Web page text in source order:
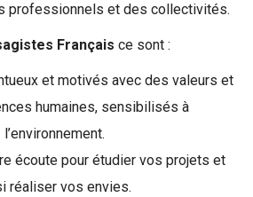
professionnels et des collectivités.
Français ce sont :
et motivés avec des valeurs et
humaines, sensibilisés à
l’environnement.
écoute pour étudier vos projets et
réaliser vos envies.